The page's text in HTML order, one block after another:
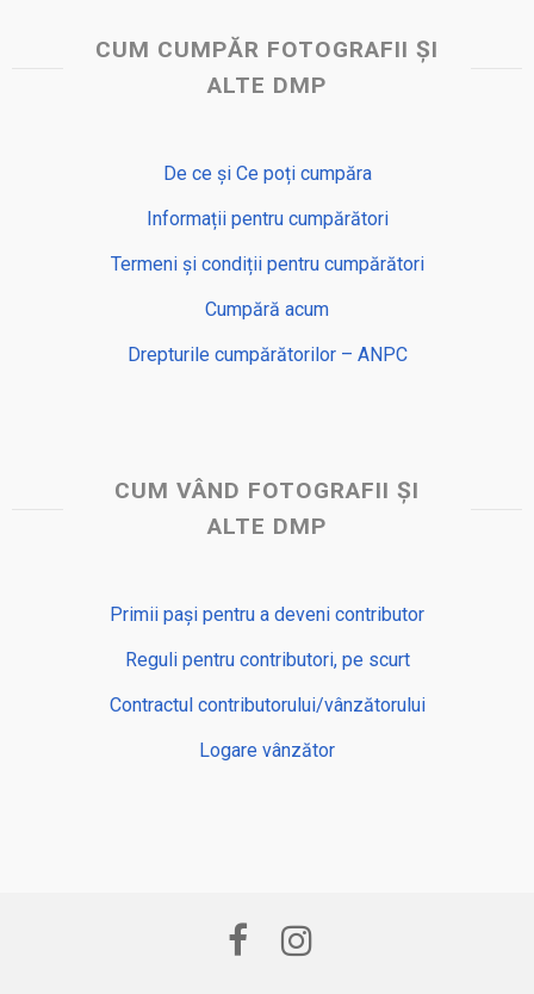
CUM CUMPĂR FOTOGRAFII ȘI
ALTE DMP
De ce și Ce poți cumpăra
Informații pentru cumpărători
Termeni și condiții pentru cumpărători
Cumpără acum
Drepturile cumpărătorilor – ANPC
CUM VÂND FOTOGRAFII ȘI
ALTE DMP
Primii pași pentru a deveni contributor
Reguli pentru contributori, pe scurt
Contractul contributorului/vânzătorului
Logare vânzător